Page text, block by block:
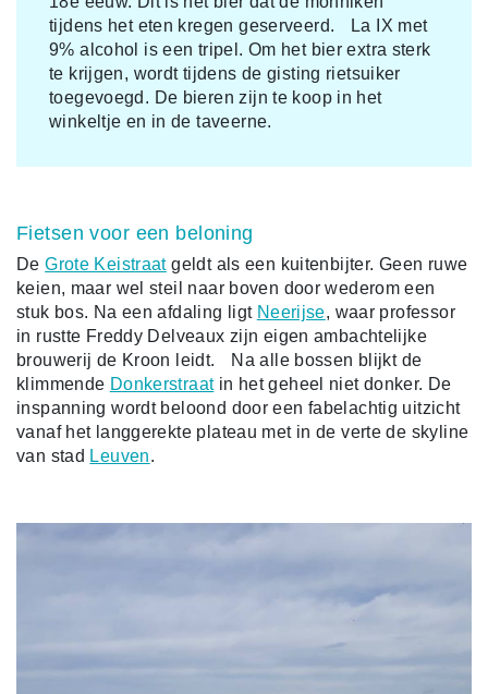
tijdens het eten kregen geserveerd. La IX met
9% alcohol is een tripel. Om het bier extra sterk
te krijgen, wordt tijdens de gisting rietsuiker
toegevoegd. De bieren zijn te koop in het
winkeltje en in de taveerne.
Fietsen voor een beloning
DeGrote Keistraatgeldt als een kuitenbijter. Geen ruwe
keien, maar wel steil naar boven door wederom een
stuk bos. Na een afdaling ligt Neerijse, waar professor
in rustte Freddy Delveaux zijn eigen ambachtelijke
brouwerij de Kroon leidt. Na alle bossen blijkt de
klimmende Donkerstraatin het geheel niet donker. De
inspanning wordt beloond door een fabelachtig uitzicht
vanaf het langgerekte plateau met in de verte de skyline
van stad Leuven.